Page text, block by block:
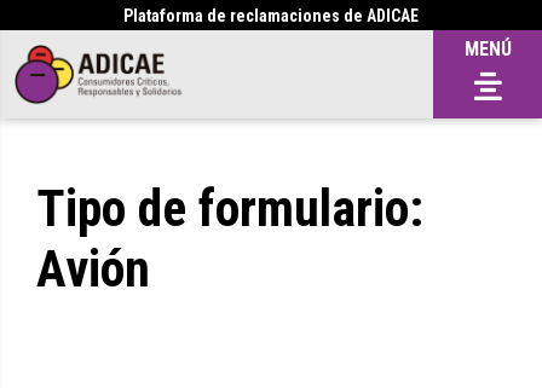
Plataforma de reclamaciones de ADICAE
MENÚ
Tipo de formulario:
Avión